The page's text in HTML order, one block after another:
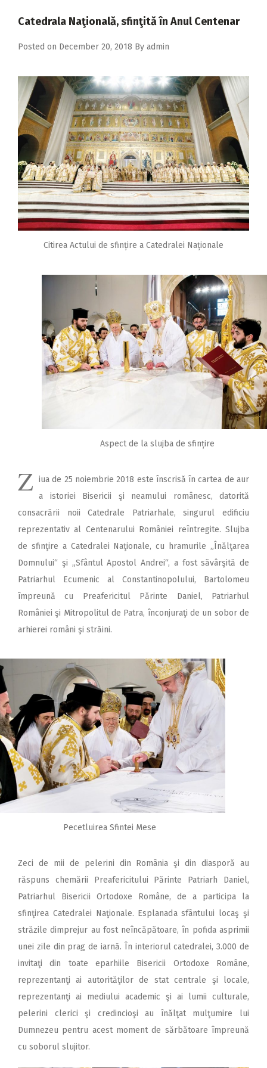
2017
2016
2014
2013
2012
2011
2010
2009
Catedrala Naţională, sfinţită în Anul Centenar
Posted on December 20, 2018 By admin
Citirea Actului de sfințire a Catedralei Naționale
Aspect de la slujba de sfințire
Z iua de 25 noiembrie 2018 este înscrisă în cartea de aur
a istoriei Bisericii şi neamului românesc, datorită
consacrării noii Catedrale Patriarhale, singurul edificiu
reprezentativ al Centenarului României reîntregite. Slujba
de sfinţire a Catedralei Naţionale, cu hra­mu­rile „Înălţarea
Domnului“ şi „Sfântul Apostol Andrei“, a fost săvârşită de
Patriar­hul Ecumenic al Constantino­polului, Bar­tolomeu
împreună cu Preafericitul Părinte Daniel, Patriarhul
României şi Mitropolitul de Patra, înconjuraţi de un sobor de
arhierei români şi străini.
Pecetluirea Sfintei Mese
Zeci de mii de pelerini din România şi din diasporă au
răspuns chemării Preafericitului Părinte Patriarh Daniel,
Patriarhul Bisericii Ortodoxe Române, de a participa la
sfinţirea Catedralei Naţionale. Esplanada sfântului locaş şi
străzile dimprejur au fost neîncăpătoare, în pofida asprimii
unei zile din prag de iarnă. În interiorul catedralei, 3.000 de
invitaţi din toate eparhiile Bisericii Ortodoxe Române,
reprezen­tanţi ai autorităţilor de stat centrale şi locale,
reprezentanţi ai mediului academic şi ai lumii culturale,
pelerini clerici şi credin­cioşi au înălţat mulţumire lui
Dumnezeu pentru acest moment de sărbătoare împreună
cu soborul slujitor.